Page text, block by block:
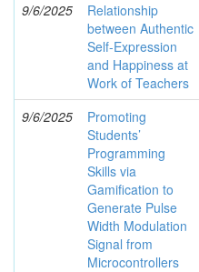
9/6/2025
Relationship
between Authentic
Self-Expression
and Happiness at
Work of Teachers
9/6/2025
Promoting
Students’
Programming
Skills via
Gamification to
Generate Pulse
Width Modulation
Signal from
Microcontrollers